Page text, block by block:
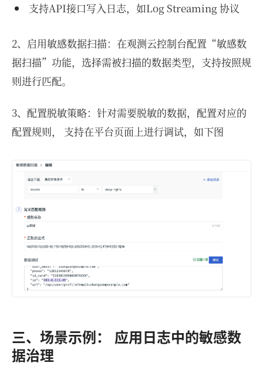
支持API接口写入日志，如Log Streaming 协议
2、启用敏感数据扫描：在观测云控制台配置“敏感数
据扫描”功能，选择需被扫描的数据类型，支持按照规
则进行匹配。
3、配置脱敏策略：针对需要脱敏的数据，配置对应的
配置规则， 支持在平台页面上进行调试，如下图
三、场景示例： 应用日志中的敏感数
据治理